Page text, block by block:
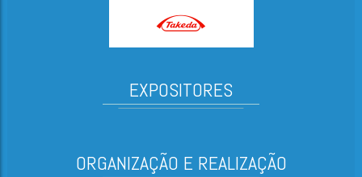
EXPOSITORES
ORGANIZAÇÃO E REALIZAÇÃO